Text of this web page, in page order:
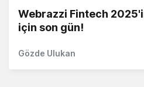
Webrazzi Fintech
için son gün!
Gözde Ulukan